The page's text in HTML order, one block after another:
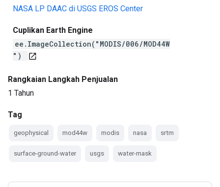
NASA LP DAAC di USGS EROS Center
Cuplikan Earth Engine
ee.ImageCollection("MODIS/006/MOD44W
")
open_in_new
Rangkaian Langkah Penjualan
1 Tahun
Tag
geophysical mod44w modis nasa srtm
surface-ground-water usgs water-mask